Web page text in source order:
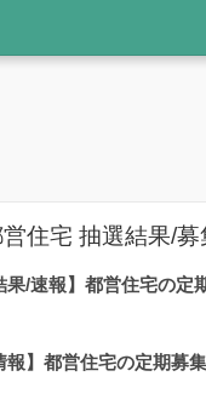
住宅 抽選結果/募
果/速報】都営住宅の定
報】都営住宅の定期募